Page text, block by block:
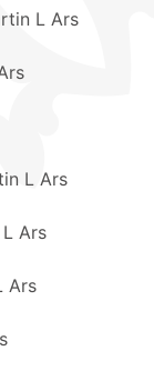
L Ars
L Ars
Ars
Ars